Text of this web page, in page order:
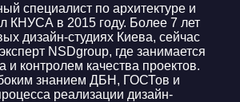
специалист по архитектуре и
КНУСА в 2015 году. Более 7 лет
дизайн-студиях Киева, сейчас
NSDgroup, где занимается
и контролем качества проектов.
знанием ДБН, ГОСТов и
реализации дизайн-